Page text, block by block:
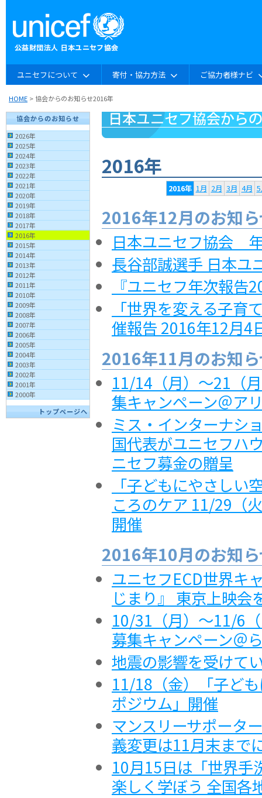
ユニセフについて 寄付・協力方法 ご協力者様ナビ
HOME > 協会からのお知らせ2016年
協会からのお知らせ
2026年
2025年
2024年
2023年
2022年
2021年
2020年
2019年
2018年
2017年
2016年
2015年
2014年
2013年
2012年
2011年
2010年
2009年
2008年
2007年
2006年
2005年
2004年
2003年
2002年
2001年
2000年
トップページへ
2016年
2016年 1月 2月 3月 4月
2016年12月のお知
日本ユニセフ協会
長谷部誠選手 日本ユ
『ユニセフ年次報告
「世界を変える子育
催報告 2016年12月4
2016年11月のお知
11/14（月）～21（
集キャンペーン＠ア
ミス・インターナシ
国代表がユニセフハ
ニセフ募金の贈呈
「子どもにやさしい
ころのケア 11/29（
開催
2016年10月のお知
ユニセフECD世界キ
じまり』 東京上映会
10/31（月）～11/6
募集キャンペーン＠
地震の影響を受けて
11/18（金）「子ど
ポジウム」開催
マンスリーサポータ
義変更は11月末まで
10月15日は「世界手
楽しく学ぼう 全国各